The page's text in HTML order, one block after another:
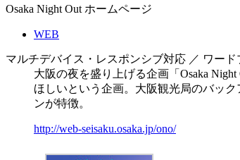
Osaka Night Out ホームページ
WEB
マルチデバイス・レスポンシブ対応 ／ ワー
大阪の夜を盛り上げる企画「Osaka
ほしいという企画。大阪観光局のバッ
ンが特徴。
http://web-seisaku.osaka.jp/ono/